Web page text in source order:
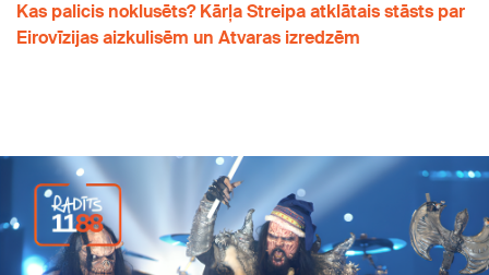
Kas palicis noklusēts? Kārļa Streipa atklātais stāsts par
Eirovīzijas aizkulisēm un Atvaras izredzēm